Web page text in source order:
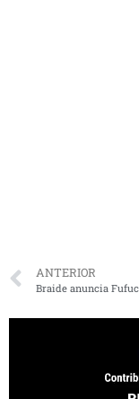
ANTERIOR